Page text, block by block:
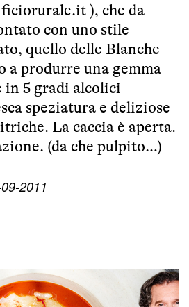
), che da
con uno stile
quello delle Blanche
a produrre una gemma
in 5 gradi alcolici
speziatura e deliziose
La caccia è aperta.
(da che pulpito…)
2011